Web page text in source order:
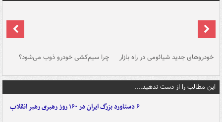
خودروهای جدید شیائومی در راه بازار چرا سیم‌کشی خودرو ذوب می‌شود؟
این مطالب را از دست ندهید....
۶ دستاورد بزرگ ایران در ۱۶۰ روز رهبری رهبر انقلاب